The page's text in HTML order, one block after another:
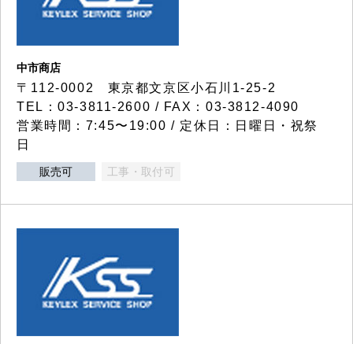
中市商店
〒112-0002 東京都文京区小石川1-25-2
TEL：03-3811-2600 / FAX：03-3812-4090
営業時間：7:45〜19:00 / 定休日：日曜日・祝祭
日
販売可 工事・取付可